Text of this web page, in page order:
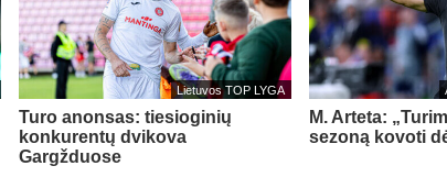
Lietuvos TOP LYGA
Turo anonsas: tiesioginių
konkurentų dvikova
Gargžduose
M. Arteta:
sezoną kovoti